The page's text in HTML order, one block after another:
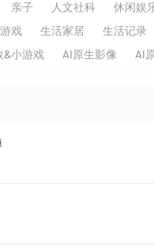
亲子 人文社科
休闲娱
游戏 生活家居
生活记录
&小游戏 AI原生影像 AI